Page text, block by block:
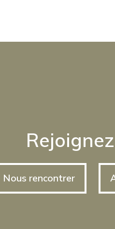
Nous rencontrer